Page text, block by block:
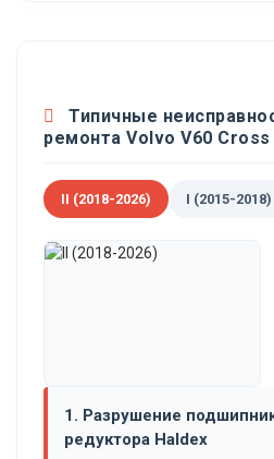
Типичные
ремонта Volvo V60
II (2018-2026) I (2015-2018)
1. Разрушение
редуктора Haldex